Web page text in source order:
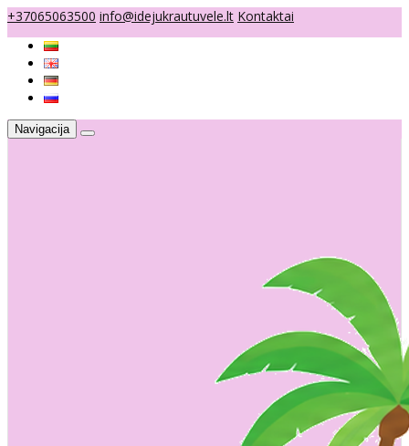
+37065063500 info@idejukrautuvele.lt Kontaktai
Navigacija